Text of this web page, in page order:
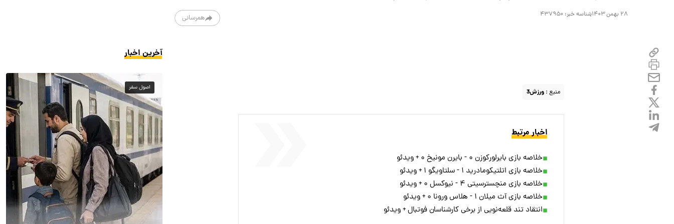
۲۸ بهمن ۱۴۰۳ شناسه خبر: ۴۳۷۹۵۰ همرسانی
منبع : ورزش3
اخبار مرتبط
خلاصه بازی بایرلورکوزن ۰ - بایرن مونیخ ۰ + ویدئو
خلاصه بازی اتلتیکومادرید ۱ - سلتاویگو ۱ + ویدئو
خلاصه بازی منچسترسیتی ۴ - نیوکسل ۰ + ویدئو
خلاصه بازی آث میلان ۱ - هلاس ورونا ۰ + ویدئو
انتقاد تند قلعه‌نویی از برخی کارشناسان فوتبال + ویدئو
آخرین اخبار
اصول سفر